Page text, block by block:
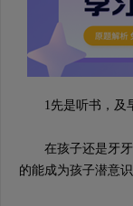
1先是听书，及
在孩子还是牙牙
的能成为孩子潜意